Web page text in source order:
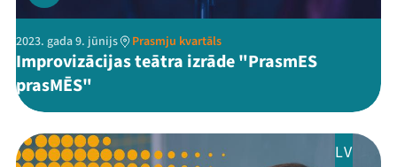
2023. gada 9. jūnijs Prasmju kvartāls
Improvizācijas teātra izrāde "PrasmES
prasMĒS"
LV